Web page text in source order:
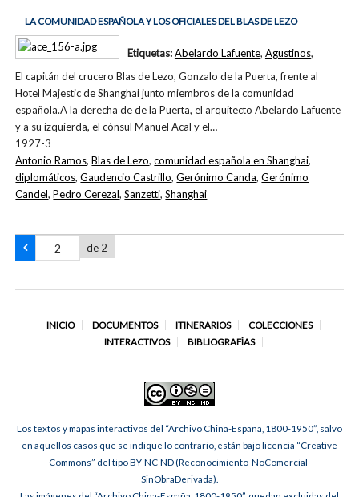
LA COMUNIDAD ESPAÑOLA Y LOS OFICIALES DEL BLAS DE LEZO
El capitán del crucero Blas de Lezo, Gonzalo de la Puerta, frente al
Hotel Majestic de Shanghai junto miembros de la comunidad
española.A la derecha de de la Puerta, el arquitecto Abelardo Lafuente
y a su izquierda, el cónsul Manuel Acal y el…
1927-3
Etiquetas:Abelardo Lafuente, Agustinos,
Antonio Ramos,Blas de Lezo,comunidad española en Shanghai,
diplomáticos,Gaudencio Castrillo,Gerónimo Canda,Gerónimo
Candel,Pedro Cerezal,Sanzetti,Shanghai
de 2
INICIO DOCUMENTOS ITINERARIOS
COLECCIONES
INTERACTIVOS
BIBLIOGRAFÍAS
Los textos y mapas interactivos del “Archivo China-España, 1800-1950”, salvo
en aquellos casos que se indique lo contrario, están bajo licencia “Creative
Commons” del tipo BY-NC-ND (Reconocimiento-NoComercial-
SinObraDerivada).